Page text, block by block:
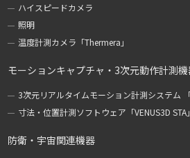
ハイスピードカメラ
照明
温度計測カメラ「Thermera」
モーションキャプチャ・3次元動作計測
3次元リアルタイムモーション計測システム 「
寸法・位置計測ソフトウェア「VENUS3D STA」
防衛・宇宙関連機器